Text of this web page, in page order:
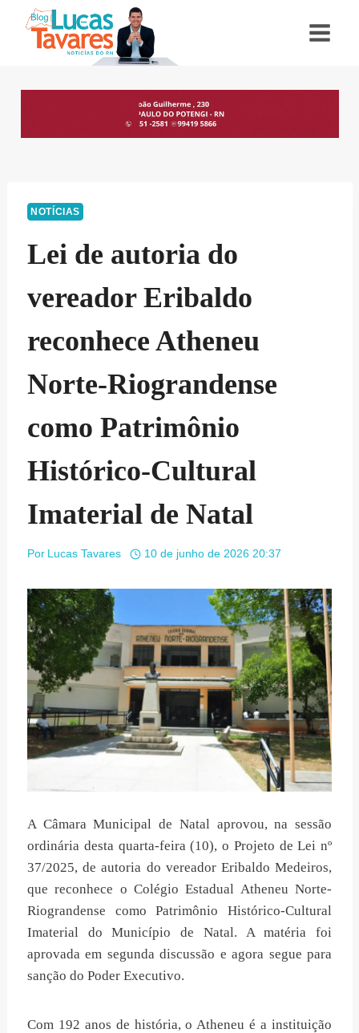
NOTÍCIAS
Lei de autoria do
vereador Eribaldo
reconhece Atheneu
Norte-Riograndense
como Patrimônio
Histórico-Cultural
Imaterial de Natal
Por Lucas Tavares 10 de junho de 2026 20:37
A Câmara Municipal de Natal aprovou, na sessão
ordinária desta quarta-feira (10), o Projeto de Lei nº
37/2025, de autoria do vereador Eribaldo Medeiros,
que reconhece o Colégio Estadual Atheneu Norte-
Riograndense como Patrimônio Histórico-Cultural
Imaterial do Município de Natal. A matéria foi
aprovada em segunda discussão e agora segue para
sanção do Poder Executivo.
Com 192 anos de história, o Atheneu é a instituição